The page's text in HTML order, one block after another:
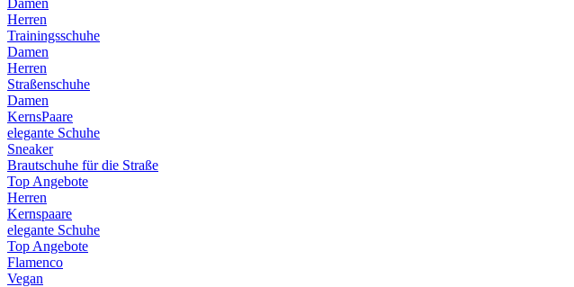
Damen
Herren
Trainingsschuhe
Damen
Herren
Straßenschuhe
Damen
KernsPaare
elegante Schuhe
Sneaker
Brautschuhe für die Straße
Top Angebote
Herren
Kernspaare
elegante Schuhe
Top Angebote
Flamenco
Vegan